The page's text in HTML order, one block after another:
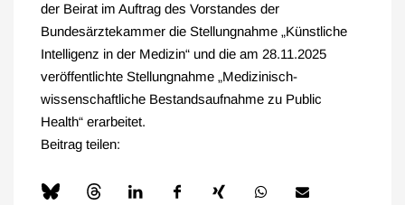
der Beirat im Auftrag des Vorstandes der
Bundesärztekammer die Stellungnahme „Künstliche
Intelligenz in der Medizin“ und die am 28.11.2025
veröffentlichte Stellungnahme „Medizinisch-
wissenschaftliche Bestandsaufnahme zu Public
Health“ erarbeitet.
Beitrag teilen: